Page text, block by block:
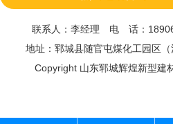
联系人：李经理 电 话：
地址：郓城县随官屯煤化工园区（
Copyright 山东郓城辉煌新型建